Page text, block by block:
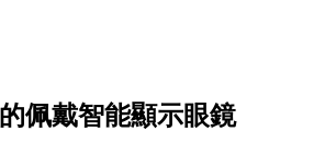
佩戴智能顯示眼鏡